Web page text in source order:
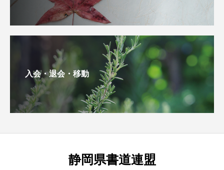
入会・退会・移動
静岡県書道連盟